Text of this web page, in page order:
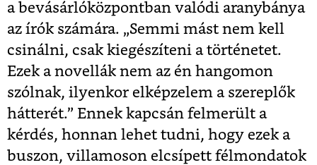
a bevásárlóközpontban valódi aranybánya
az írók számára. „Semmi mást nem kell
csinálni, csak kiegészíteni a történetet.
Ezek a novellák nem az én hangomon
szólnak, ilyenkor elképzelem a szereplők
hátterét.” Ennek kapcsán felmerült a
kérdés, honnan lehet tudni, hogy ezek a
buszon, villamoson elcsípett félmondatok